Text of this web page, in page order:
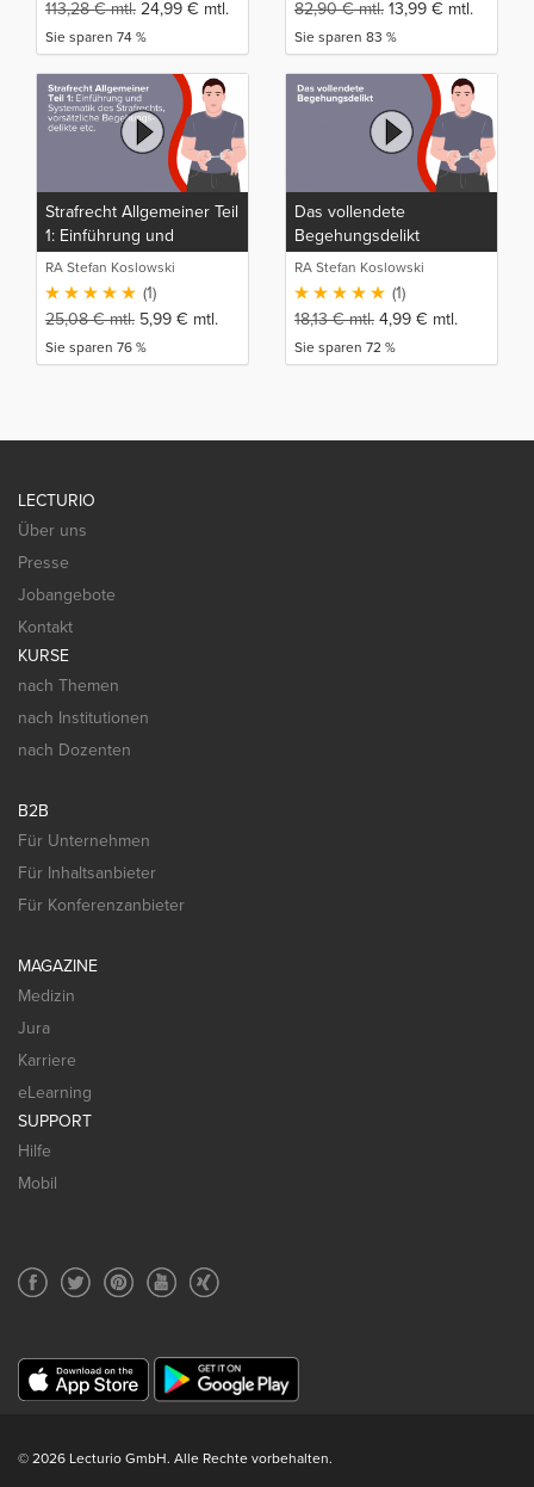
113,28€mtl. 24,99 € mtl.
Sie sparen 74 %
82,90€mtl. 13,99 € mtl.
Sie sparen 83 %
Strafrecht Allgemeiner Teil
1: Einführung und
Systematik des
Strafrechts, vorsätzliche
Begehungsdelikte,
Unterlassungsdelikte,
Fahrlässigkeitsdelikte,
RA Stefan Koslowski
(1)
25,08€mtl. 5,99 € mtl.
Sie sparen 76 %
Das vollendete
Begehungsdelikt
RA Stefan Koslowski
(1)
18,13€mtl. 4,99 € mtl.
Sie sparen 72 %
LECTURIO
Über uns
Presse
Jobangebote
Kontakt
KURSE
nach Themen
nach Institutionen
nach Dozenten
B2B
Für Unternehmen
Für Inhaltsanbieter
Für Konferenzanbieter
MAGAZINE
Medizin
Jura
Karriere
eLearning
SUPPORT
Hilfe
Mobil
© 2026 Lecturio GmbH. Alle Rechte vorbehalten.